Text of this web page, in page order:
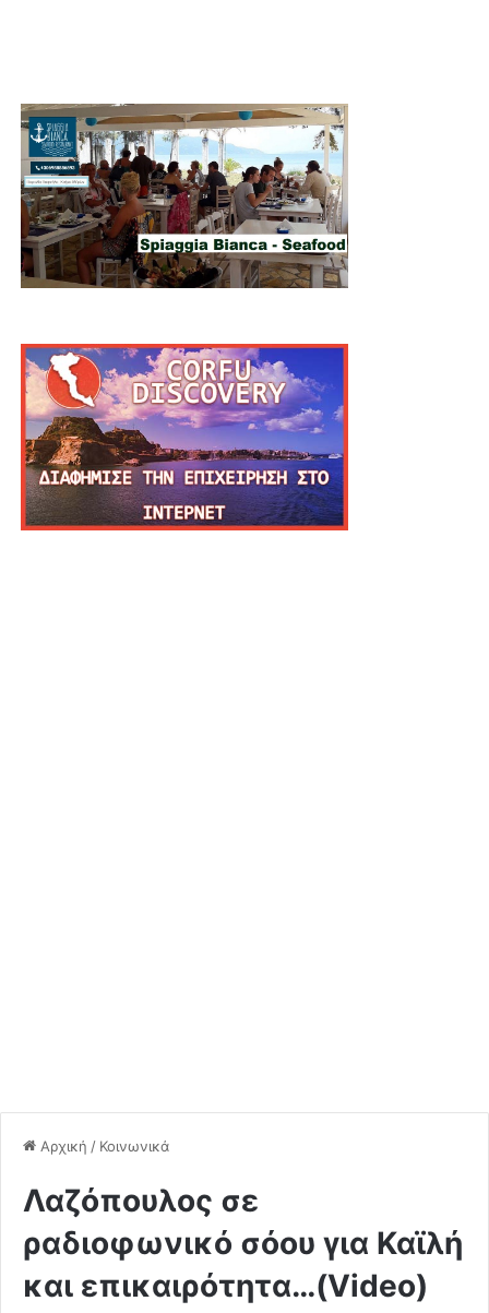
Αρχική / Κοινωνικά
Λαζόπουλος σε
ραδιοφωνικό σόου για Καϊλή
και επικαιρότητα…(Video)